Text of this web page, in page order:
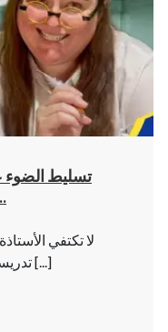
تسليط الضوء
هاميل
لا تكتفي
تدريسها لكتاب إعلان الاستقلال. إنها تحول [...]